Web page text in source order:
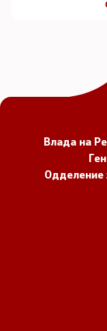
Влада на
Одделение